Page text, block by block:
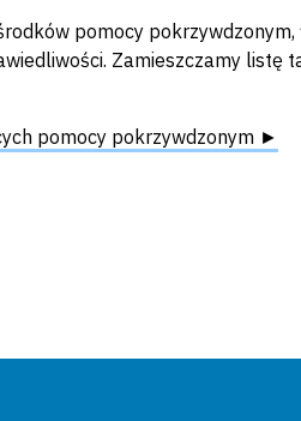
pomocy
Zamieszczamy
pomocy pokrzywdzonym ►